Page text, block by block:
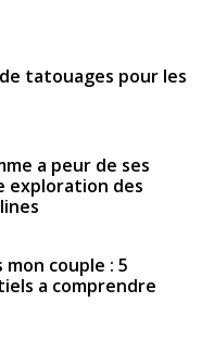
tatouages pour les
a peur de ses
exploration des
mon couple : 5
a comprendre